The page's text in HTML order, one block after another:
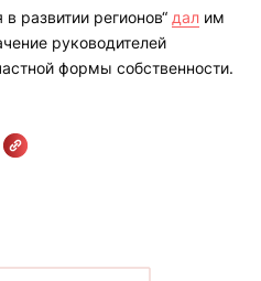
развитии регионов“ дал им
руководителей
формы собственности.